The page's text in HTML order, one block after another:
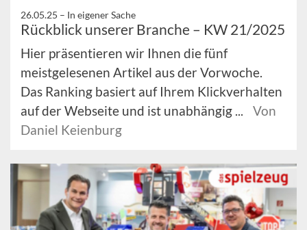
26.05.25 – In eigener Sache
Rückblick unserer Branche – KW 21/2025
Hier präsentieren wir Ihnen die fünf
meistgelesenen Artikel aus der Vorwoche.
Das Ranking basiert auf Ihrem Klickverhalten
auf der Webseite und ist unabhängig ...
Von
Daniel Keienburg